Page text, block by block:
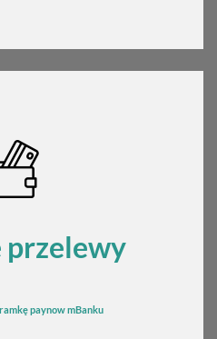
przelewy
paynow mBanku